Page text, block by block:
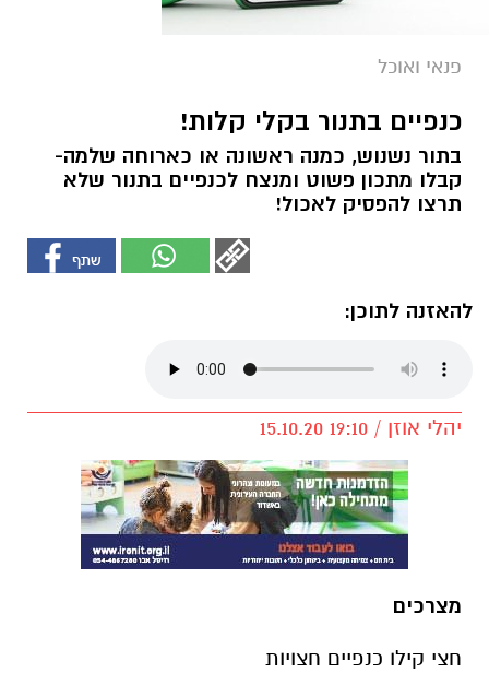
פנאי ואוכל
כנפיים בתנור בקלי קלות!
בתור נשנוש, כמנה ראשונה או כארוחה שלמה-
קבלו מתכון פשוט ומנצח לכנפיים בתנור שלא
תרצו להפסיק לאכול!
להאזנה לתוכן:
יהלי אוזן / 19:10 15.10.20
מצרכים
חצי קילו כנפיים חצויות